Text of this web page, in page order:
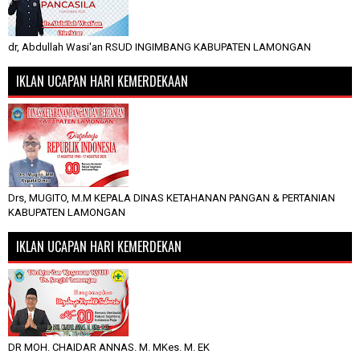
dr, Abdullah Wasi'an RSUD INGIMBANG KABUPATEN LAMONGAN
IKLAN UCAPAN HARI KEMERDEKAAN
Drs, MUGITO, M.M KEPALA DINAS KETAHANAN PANGAN & PERTANIAN
KABUPATEN LAMONGAN
IKLAN UCAPAN HARI KEMERDEKAN
DR MOH. CHAIDAR ANNAS. M. MKes. M. EK